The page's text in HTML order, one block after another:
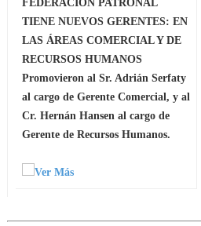
FEDERACIÓN PATRONAL
TIENE NUEVOS GERENTES: EN
LAS ÁREAS COMERCIAL Y DE
RECURSOS HUMANOS
Promovieron al Sr. Adrián Serfaty
al cargo de Gerente Comercial, y al
Cr. Hernán Hansen al cargo de
Gerente de Recursos Humanos.